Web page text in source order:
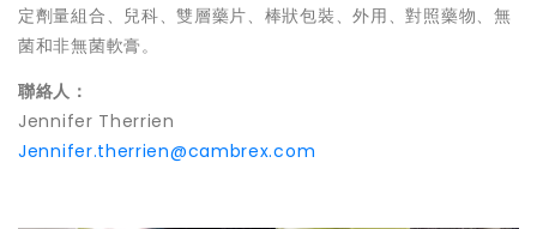
定劑量組合、兒科、雙層藥片、棒狀包裝、外用、對照藥物、無
菌和非無菌軟膏。
聯絡人：
Jennifer Therrien
Jennifer.therrien@cambrex.com